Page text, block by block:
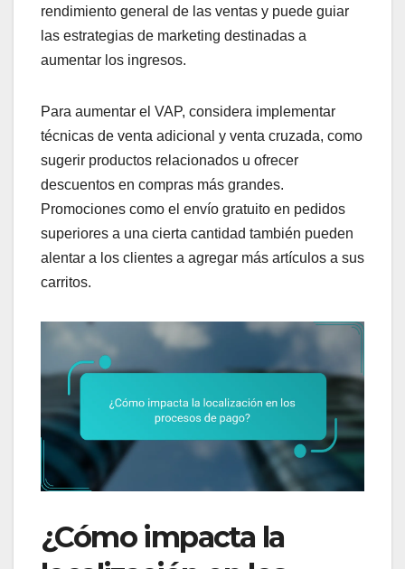
rendimiento general de las ventas y puede guiar
las estrategias de marketing destinadas a
aumentar los ingresos.
Para aumentar el VAP, considera implementar
técnicas de venta adicional y venta cruzada, como
sugerir productos relacionados u ofrecer
descuentos en compras más grandes.
Promociones como el envío gratuito en pedidos
superiores a una cierta cantidad también pueden
alentar a los clientes a agregar más artículos a sus
carritos.
¿Cómo impacta la